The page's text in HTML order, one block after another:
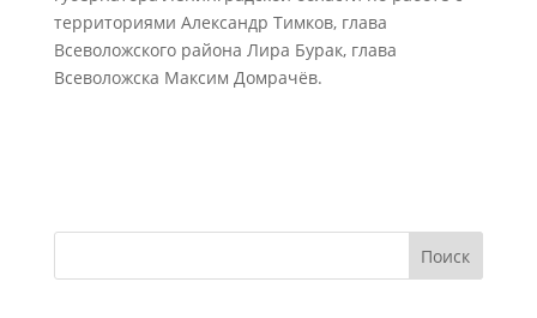
территориями Александр Тимков, глава
Всеволожского района Лира Бурак, глава
Всеволожска Максим Домрачëв.
Поиск